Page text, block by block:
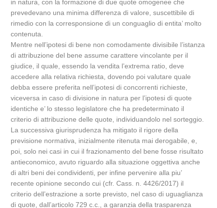
in natura, con la formazione di due quote omogenee che
prevedevano una minima differenza di valore, suscettibile di
rimedio con la corresponsione di un conguaglio di entita’ molto
contenuta.
Mentre nell’ipotesi di bene non comodamente divisibile l’istanza
di attribuzione del bene assume carattere vincolante per il
giudice, il quale, essendo la vendita l’extrema ratio, deve
accedere alla relativa richiesta, dovendo poi valutare quale
debba essere preferita nell’ipotesi di concorrenti richieste,
viceversa in caso di divisione in natura per l’ipotesi di quote
identiche e’ lo stesso legislatore che ha predeterminato il
criterio di attribuzione delle quote, individuandolo nel sorteggio.
La successiva giurisprudenza ha mitigato il rigore della
previsione normativa, inizialmente ritenuta mai derogabile, e,
poi, solo nei casi in cui il frazionamento del bene fosse risultato
antieconomico, avuto riguardo alla situazione oggettiva anche
di altri beni dei condividenti, per infine pervenire alla piu’
recente opinione secondo cui (cfr. Cass. n. 4426/2017) il
criterio dell’estrazione a sorte previsto, nel caso di uguaglianza
di quote, dall’articolo 729 c.c., a garanzia della trasparenza